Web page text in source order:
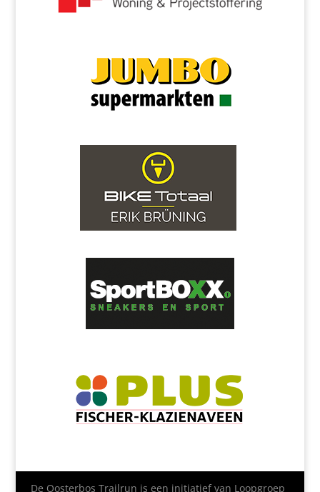
De Oosterbos Trailrun is een initiatief van Loopgroep